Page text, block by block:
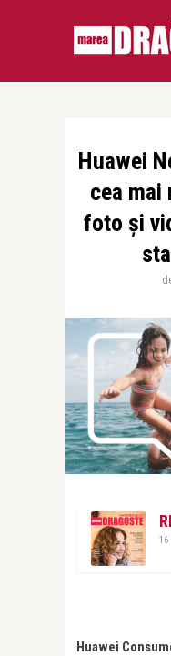
Huawei
cea mai
foto și
16
Huawei